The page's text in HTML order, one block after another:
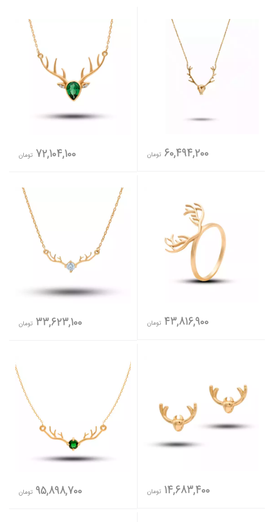
60,494,200 تومان 72,104,100 تومان
43,816,900 تومان 33,623,100 تومان
14,683,400 تومان 95,898,700 تومان